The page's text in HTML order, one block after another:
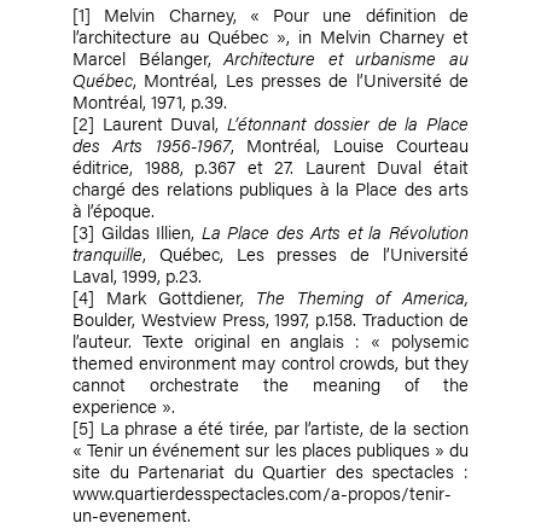
[1] Melvin Charney, « Pour une définition de
l’architecture au Québec », in Melvin Charney et
Marcel Bélanger,Architecture et urbanisme au
Québec, Montréal, Les presses de l’Université de
Montréal, 1971, p.39.
[2] Laurent Duval,L’étonnant dossier de la Place
des Arts 1956-1967, Montréal, Louise Courteau
éditrice, 1988, p.367 et 27. Laurent Duval était
chargé des relations publiques à la Place des arts
à l’époque.
[3] Gildas Illien, La Place des Arts et la Révolution
tranquille, Québec, Les presses de l’Université
Laval, 1999, p.23.
[4] Mark Gottdiener, The Theming of America,
Boulder, Westview Press, 1997, p.158. Traduction de
l’auteur. Texte original en anglais : « polysemic
themed environment may control crowds, but they
cannot orchestrate the meaning of the
experience ».
[5] La phrase a été tirée, par l’artiste, de la section
« Tenir un événement sur les places publiques » du
site du Partenariat du Quartier des spectacles :
www.quartierdesspectacles.com/a-propos/tenir-
un-evenement.